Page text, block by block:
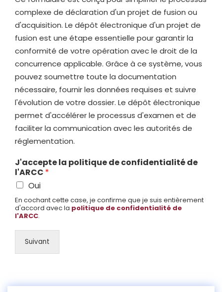
complexe de déclaration d'un projet de fusion ou
d'acquisition. Le dépôt électronique d'un projet de
fusion est une étape essentielle pour garantir la
conformité de votre opération avec le droit de la
concurrence applicable. Grâce à ce système, vous
pouvez soumettre toute la documentation
nécessaire, fournir les données requises et suivre
l'évolution de votre dossier. Le dépôt électronique
permet d'accélérer le processus d'examen et de
faciliter la communication avec les autorités de
réglementation.
J'accepte la politique de confidentialité de
l'ARCC *
Oui
En cochant cette case, je confirme que je suis entièrement
d'accord avec la politique de confidentialité de
l'ARCC.
Suivant